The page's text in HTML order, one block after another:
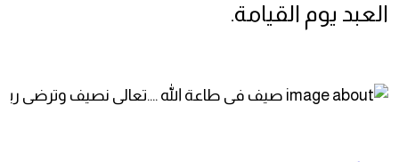
العبد يوم القيامة.